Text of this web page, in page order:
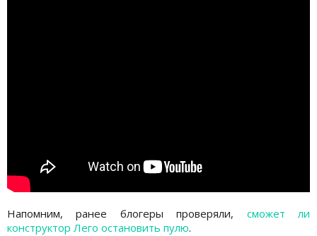
Напомним, ранее блогеры проверяли, сможет ли
конструктор Лего остановить пулю.